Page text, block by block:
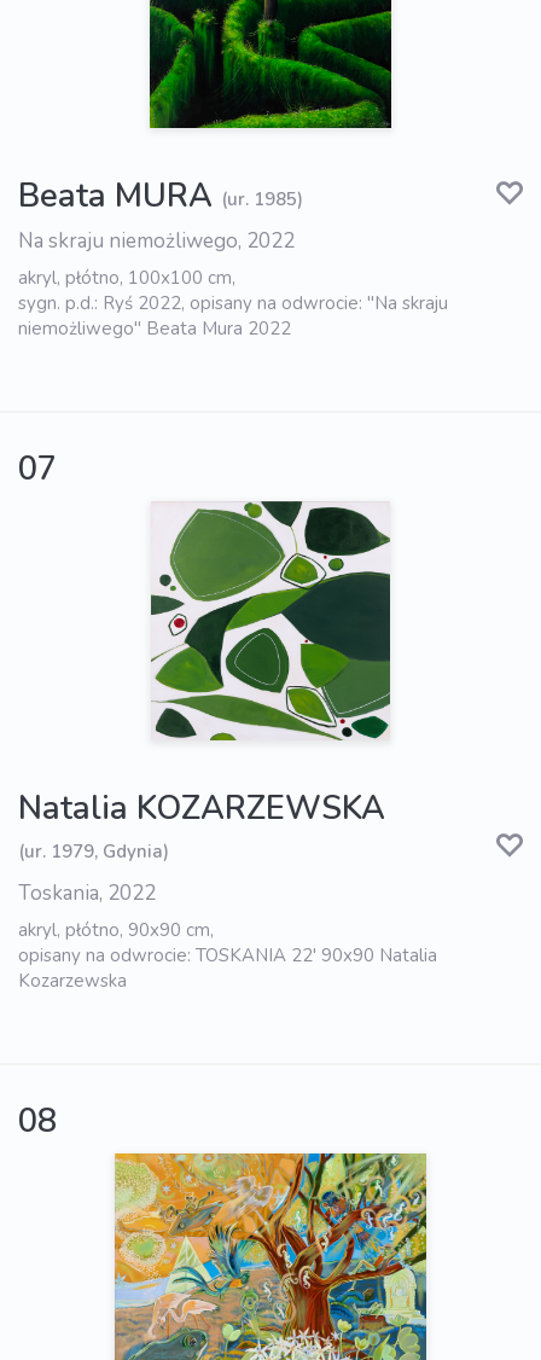
Beata MURA (ur. 1985)
Na skraju niemożliwego, 2022
akryl, płótno, 100x100 cm,
sygn. p.d.: Ryś 2022, opisany na odwrocie: "Na skraju
niemożliwego" Beata Mura 2022
07
Natalia KOZARZEWSKA
(ur. 1979, Gdynia)
Toskania, 2022
akryl, płótno, 90x90 cm,
opisany na odwrocie: TOSKANIA 22' 90x90 Natalia
Kozarzewska
08